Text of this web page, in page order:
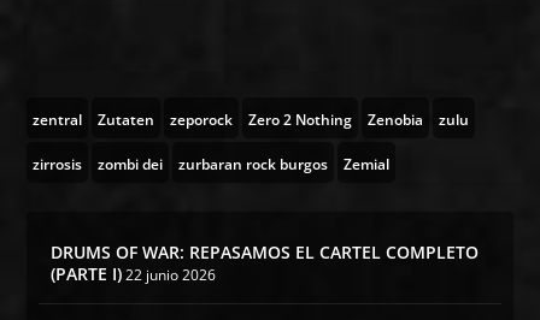
zentral Zutaten zeporock Zero 2 Nothing Zenobia zulu
zirrosis zombi dei zurbaran rock burgos Zemial
DRUMS OF WAR: REPASAMOS EL CARTEL COMPLETO
(PARTE I) 22 junio 2026